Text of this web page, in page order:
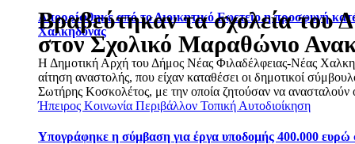
Απορρίφθηκε από το Διοικητικό Εφετείο η προσφυγή
Χαλκηδόνας
Η Δημοτική Αρχή του Δήμος Νέας Φιλαδέλφειας-Νέας
αίτηση αναστολής, που είχαν καταθέσει οι δημοτικοί
Σωτήρης Κοσκολέτος, με την οποία ζητούσαν να ανασταλούν
Ήπειρος Κοινωνία Περιβάλλον Τοπική Αυτοδιοίκηση
Υπογράφηκε η σύμβαση για έργα υποδομής 400.000
Βραβεύτηκαν τα σχολεία του
στον Σχολικό Μαραθώνιο